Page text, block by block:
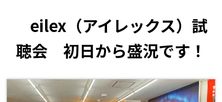
eilex（アイレックス）試
聴会 初日から盛況です！